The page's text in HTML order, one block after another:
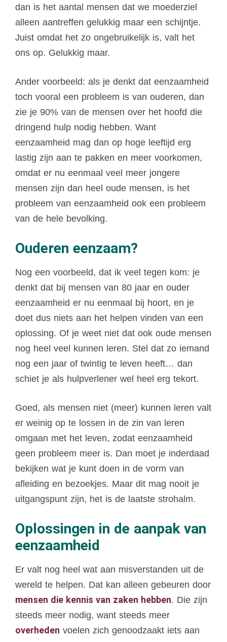
dan is het aantal mensen dat we moederziel
alleen aantreffen gelukkig maar een schijntje.
Juist omdat het zo ongebruikelijk is, valt het
ons op. Gelukkig maar.
Ander voorbeeld: als je denkt dat eenzaamheid
toch vooral een probleem is van ouderen, dan
zie je 90% van de mensen over het hoofd die
dringend hulp nodig hebben. Want
eenzaamheid mag dan op hoge leeftijd erg
lastig zijn aan te pakken en meer voorkomen,
omdat er nu eenmaal veel meer jongere
mensen zijn dan heel oude mensen, is het
probleem van eenzaamheid ook een probleem
van de hele bevolking.
Ouderen eenzaam?
Nog een voorbeeld, dat ik veel tegen kom: je
denkt dat bij mensen van 80 jaar en ouder
eenzaamheid er nu eenmaal bij hoort, en je
doet dus niets aan het helpen vinden van een
oplossing. Of je weet niet dat ook oude mensen
nog heel veel kunnen leren. Stel dat zo iemand
nog een jaar of twintig te leven heeft… dan
schiet je als hulpverlener wel heel erg tekort.
Goed, als mensen niet (meer) kunnen leren valt
er weinig op te lossen in de zin van leren
omgaan met het leven, zodat eenzaamheid
geen probleem meer is. Dan moet je inderdaad
bekijken wat je kunt doen in de vorm van
afleiding en bezoekjes. Maar dit mag nooit je
uitgangspunt zijn, het is de laatste strohalm.
Oplossingen in de aanpak van
eenzaamheid
Er valt nog heel wat aan misverstanden uit de
wereld te helpen. Dat kan alleen gebeuren door
mensen die kennis van zaken hebben. Die zijn
steeds meer nodig, want steeds meer
overheden voelen zich genoodzaakt iets aan